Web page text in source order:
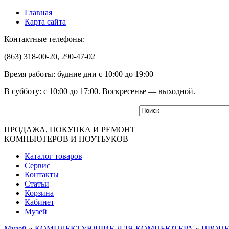
Главная
Карта сайта
Контактные телефоны:
(863) 318-00-20, 290-47-02
Время работы: будние дни с 10:00 до 19:00
В субботу: с 10:00 до 17:00. Воскресенье — выходной.
ПРОДАЖА, ПОКУПКА И РЕМОНТ
КОМПЬЮТЕРОВ И НОУТБУКОВ
Каталог товаров
Сервис
Контакты
Статьи
Корзина
Кабинет
Музей